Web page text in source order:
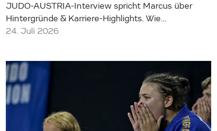
JUDO-AUSTRIA-Interview spricht Marcus über
Hintergründe & Karriere-Highlights. Wie…
24. Juli 2026